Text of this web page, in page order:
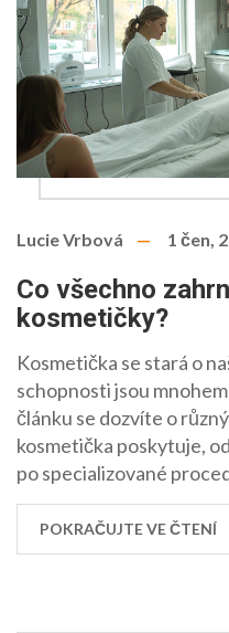
Lucie Vrbová 1 čen,
Co všechno
kosmetičky?
Kosmetička se stará o
schopnosti jsou
článku se dozvíte o
kosmetička poskytuje,
po specializované
několik tipů, jak si vybrat
co očekávat při první
POKRAČUJTE VE ČTENÍ